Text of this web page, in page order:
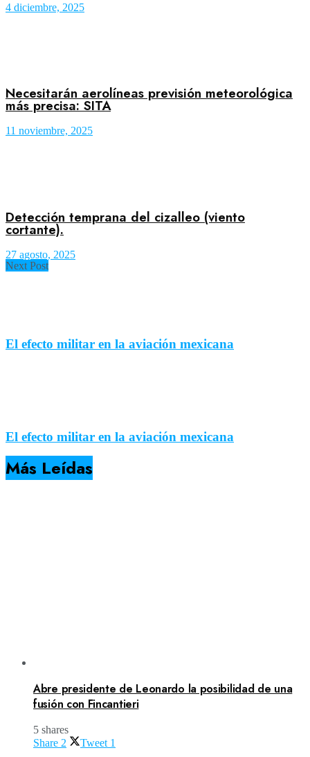
4 diciembre, 2025
Necesitarán aerolíneas previsión meteorológica
más precisa: SITA
11 noviembre, 2025
Detección temprana del cizalleo (viento
cortante).
27 agosto, 2025
Next Post
El efecto militar en la aviación mexicana
El efecto militar en la aviación mexicana
Más Leídas
Abre presidente de Leonardo la posibilidad de una
fusión con Fincantieri
5 shares
Share 2 Tweet 1